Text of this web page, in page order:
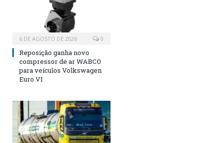
6 DE AGOSTO DE 2026 0
Reposição ganha novo
compressor de ar WABCO
para veículos Volkswagen
Euro VI